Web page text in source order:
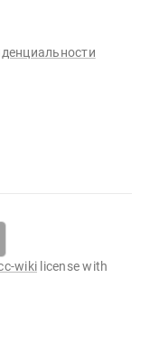
wiki license with